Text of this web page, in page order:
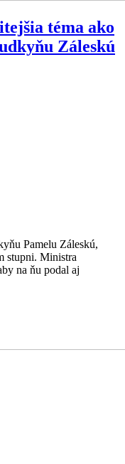
téma ako
Záleskú
Pamelu Záleskú,
stupni. Ministra
na ňu podal aj